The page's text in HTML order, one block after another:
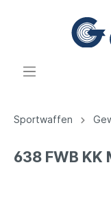
Sportwaffen
638 FWB